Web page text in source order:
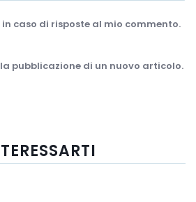
caso di risposte al mio commento.
pubblicazione di un nuovo articolo.